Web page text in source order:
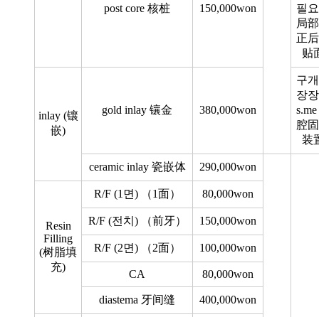
post core 核桩 150,000won
필
局
正
贴
inlay (镶
嵌)
gold inlay 镶金 380,000won
구
장
腔
装
ceramic inlay 瓷嵌体 290,000won
Resin
Filling
(树脂填
充)
R/F (1면) （1面） 80,000won
R/F (전치) （前牙） 150,000won
R/F (2면) （2面） 100,000won
CA 80,000won
diastema 牙间缝 400,000won